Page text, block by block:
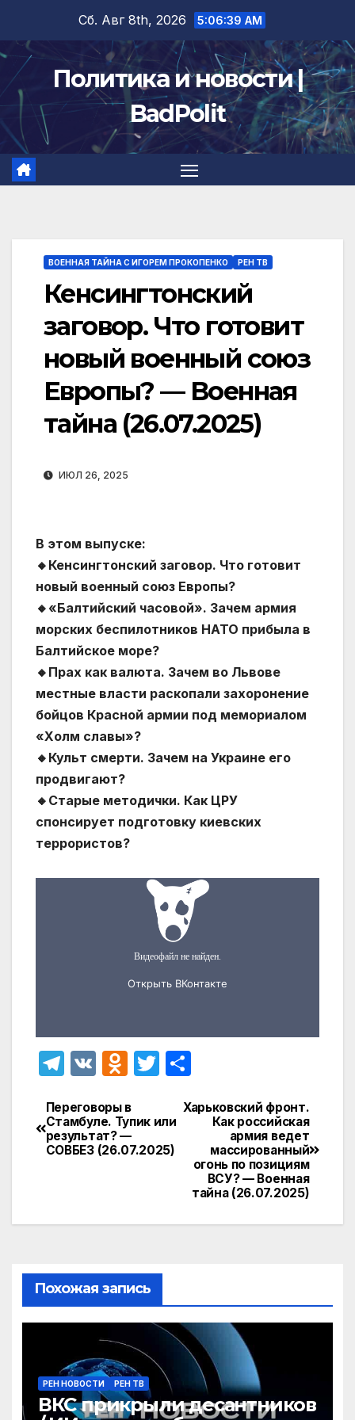
содержимому
Сб. Авг 8th, 2026 5:06:39 AM
Политика и новости |
BadPolit
ВОЕННАЯ ТАЙНА С ИГОРЕМ ПРОКОПЕНКО РЕН ТВ
Кенсингтонский
заговор. Что готовит
новый военный союз
Европы? — Военная
тайна (26.07.2025)
ИЮЛ 26, 2025
В этом выпуске:
🔸Кенсингтонский заговор. Что готовит
новый военный союз Европы?
🔸«Балтийский часовой». Зачем армия
морских беспилотников НАТО прибыла в
Балтийское море?
🔸Прах как валюта. Зачем во Львове
местные власти раскопали захоронение
бойцов Красной армии под мемориалом
«Холм славы»?
🔸Культ смерти. Зачем на Украине его
продвигают?
🔸Старые методички. Как ЦРУ
спонсирует подготовку киевских
террористов?
T
e
gr
a
V
O
n
o
kl
ni
ki
T
itt
er
п
а
в
Навигация
по
Харьковский фронт.
Как российская
армия ведет
массированный
огонь по позициям
ВСУ? — Военная
тайна (26.07.2025)
Переговоры в
Стамбуле. Тупик или
результат? —
СОВБЕЗ (26.07.2025)
Похожая запись
РЕН НОВОСТИ РЕН ТВ
ВКС прикрыли десантников